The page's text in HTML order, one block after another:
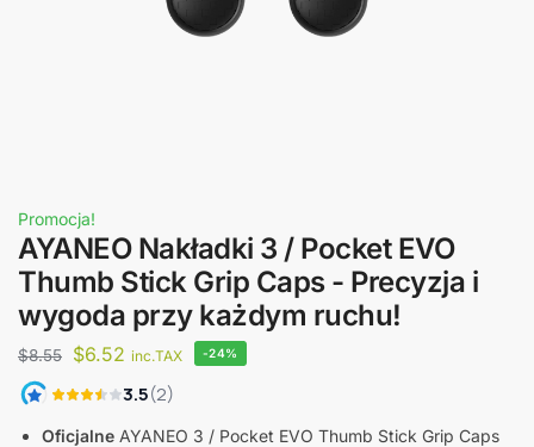
Promocja!
AYANEO Nakładki 3 / Pocket EVO
Thumb Stick Grip Caps - Precyzja i
wygoda przy każdym ruchu!
$8.55 $6.52 inc.TAX -24%
Oficjalne AYANEO 3 / Pocket EVO Thumb Stick Grip Caps